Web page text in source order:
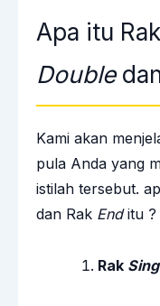
Apa itu Rak
Double
Kami akan
pula Anda yang
istilah tersebut.
dan Rak Enditu ?
Rak